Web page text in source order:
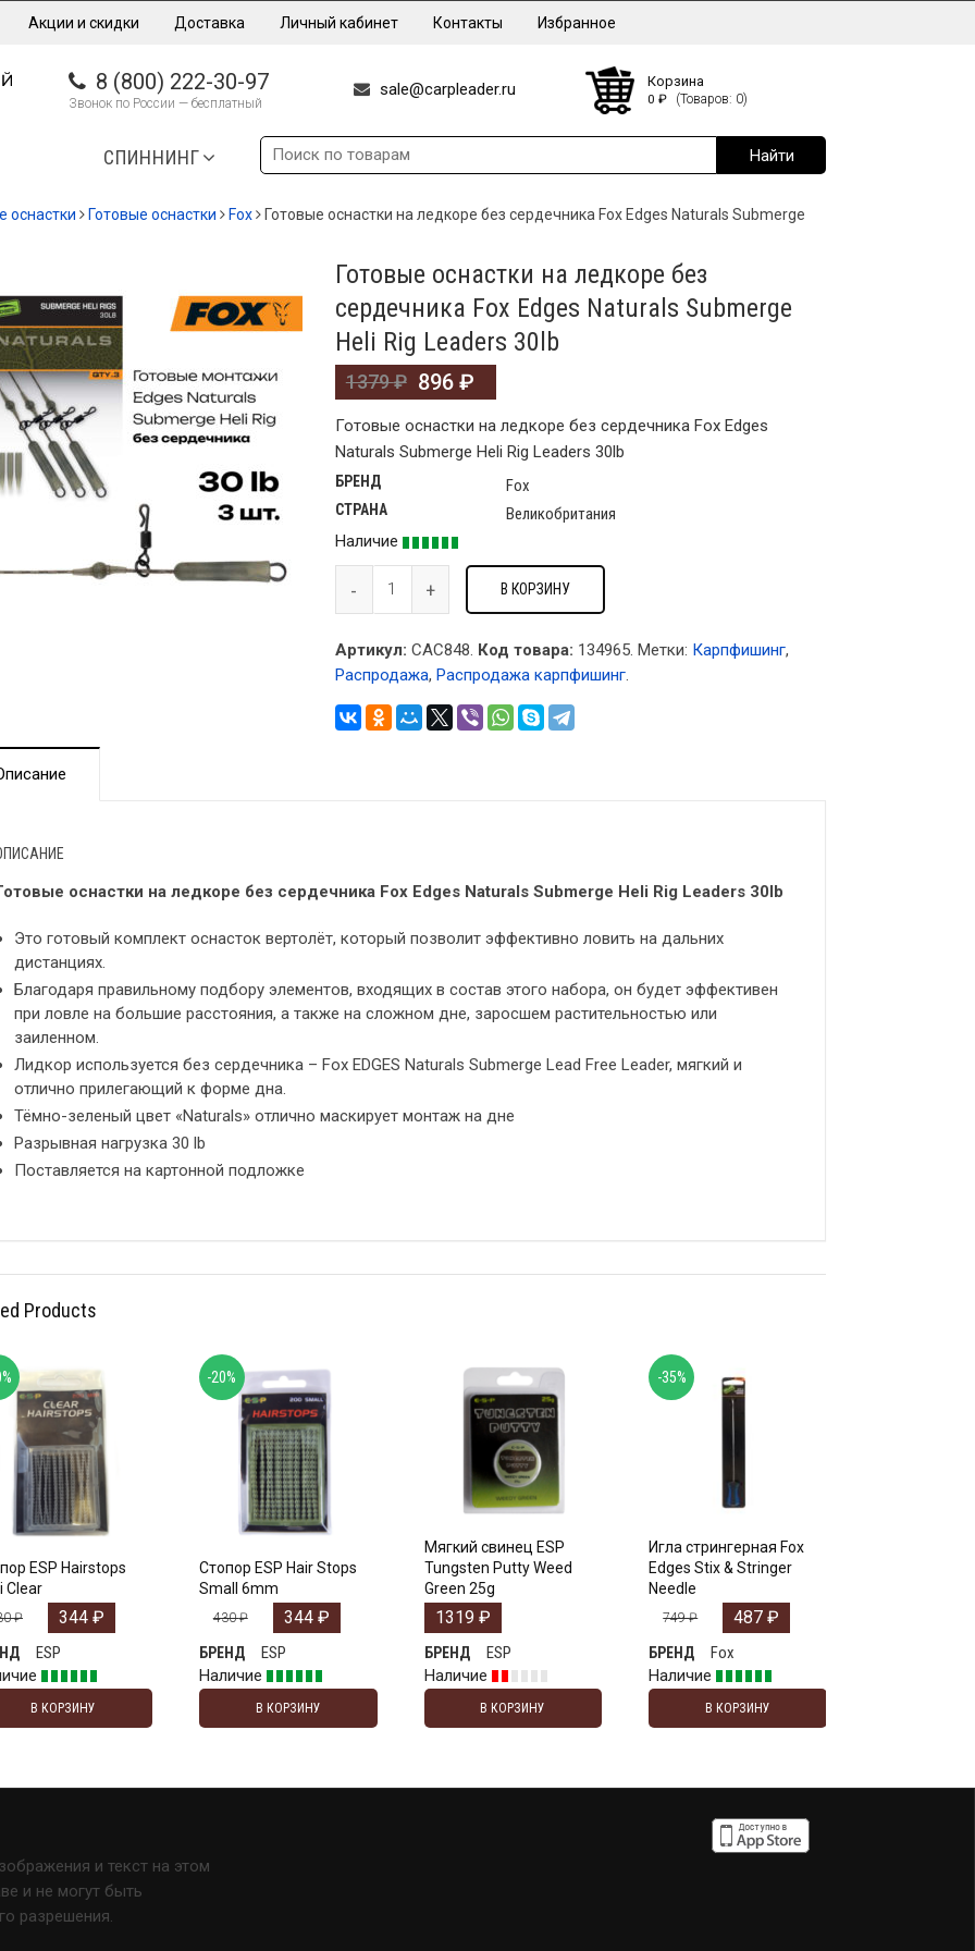
Акции и скидки Доставка Личный кабинет Контакты Избранное
8 (800) 222-30-97
Звонок по России — бесплатный
sale@carpleader.ru Корзина
0 ₽ (Товаров: 0)
СПИННИНГ
оснастки Готовые оснастки Fox
Готовые оснастки на ледкоре без сердечника Fox Edges Naturals Submerge
Готовые оснастки на ледкоре без
сердечника Fox Edges Naturals Submerge
Heli Rig Leaders 30lb
1379₽ 896 ₽
Готовые оснастки на ледкоре без сердечника Fox Edges
Naturals Submerge Heli Rig Leaders 30lb
БРЕНД Fox
СТРАНА
Великобритания
Наличие
В КОРЗИНУ
Артикул: CAC848. Код товара: 134965. Метки: Карпфишинг,
Распродажа, Распродажа карпфишинг.
оснастки на ледкоре без сердечника Fox Edges Naturals Submerge Heli Rig Leaders 30lb
Это готовый комплект оснасток вертолёт, который позволит эффективно ловить на дальних
дистанциях.
Благодаря правильному подбору элементов, входящих в состав этого набора, он будет эффективен
при ловле на большие расстояния, а также на сложном дне, заросшем растительностью или
заиленном.
Лидкор используется без сердечника – Fox EDGES Naturals Submerge Lead Free Leader, мягкий и
отлично прилегающий к форме дна.
Тёмно-зеленый цвет «Naturals» отлично маскирует монтаж на дне
Разрывная нагрузка 30 lb
Поставляется на картонной подложке
Products
ESP Hairstops
Clear
₽ 344 ₽
ESP
В КОРЗИНУ
Стопор ESP Hair Stops
Small 6mm
430₽ 344 ₽
БРЕНД
ESP
Наличие
В КОРЗИНУ
-20%
Мягкий свинец ESP
Tungsten Putty Weed
Green 25g
1319 ₽
БРЕНД
ESP
Наличие
В КОРЗИНУ
Игла стрингерная Fox
Edges Stix & Stringer
Needle
749₽ 487₽
БРЕНД
Fox
Наличие
В КОРЗИНУ
-35%
и текст на этом
и не могут быть
разрешения.